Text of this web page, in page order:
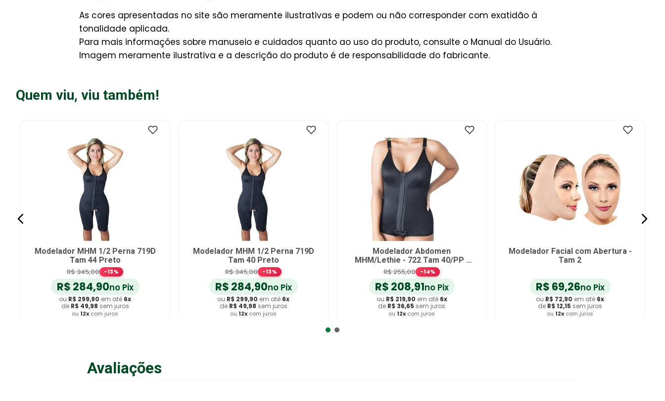
As cores apresentadas no site são meramente ilustrativas e podem ou não corresponder com exatidão à
tonalidade aplicada.
Para mais informações sobre manuseio e cuidados quanto ao uso do produto, consulte o Manual do Usuário.
Imagem meramente ilustrativa e a descrição do produto é de responsabilidade do fabricante.
Quem viu, viu também!
Modelador MHM 1/2 Perna 719D
Tam 44 Preto
R$345,00 -13%
R$ 284,90no Pix
ou R$ 299,90 em até 6x
de R$ 49,98 sem juros
ou 12x com juros
Modelador MHM 1/2 Perna 719D
Tam 40 Preto
R$345,00 -13%
R$ 284,90no Pix
ou R$ 299,90 em até 6x
de R$ 49,98 sem juros
ou 12x com juros
Modelador Abdomen
MHM/Lethie - 722 Tam 40/PP -
Preto
R$255,00 -14%
R$ 208,91no Pix
ou R$ 219,90 em até 6x
de R$ 36,65 sem juros
ou 12x com juros
Modelador Facial com Abertura -
Tam 2
R$ 69,26no Pix
ou R$ 72,90 em até 6x
de R$ 12,15 sem juros
ou 12x com juros
Avaliações